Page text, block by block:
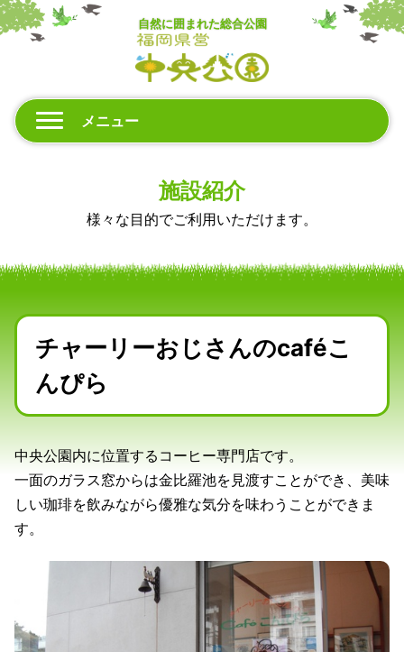
自然に囲まれた総合公園
メニュー
施設紹介
様々な目的でご利用いただけます。
チャーリーおじさんのcaféこ
んぴら
中央公園内に位置するコーヒー専門店です。
一面のガラス窓からは金比羅池を見渡すことができ、美味
しい珈琲を飲みながら優雅な気分を味わうことができま
す。